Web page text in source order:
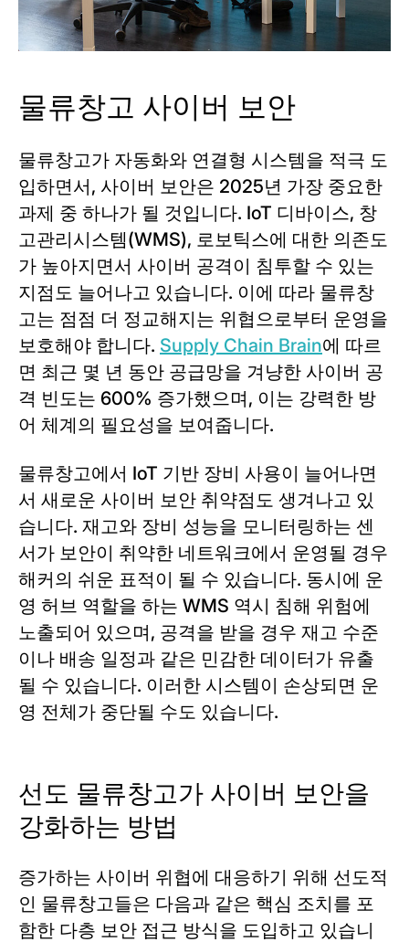
물류창고 사이버 보안
물류창고가 자동화와 연결형 시스템을 적극 도
입하면서, 사이버 보안은 2025년 가장 중요한
과제 중 하나가 될 것입니다. IoT 디바이스, 창
고관리시스템(WMS), 로보틱스에 대한 의존도
가 높아지면서 사이버 공격이 침투할 수 있는
지점도 늘어나고 있습니다. 이에 따라 물류창
고는 점점 더 정교해지는 위협으로부터 운영을
보호해야 합니다. Supply Chain Brain에 따르
면 최근 몇 년 동안 공급망을 겨냥한 사이버 공
격 빈도는 600% 증가했으며, 이는 강력한 방
어 체계의 필요성을 보여줍니다.
물류창고에서 IoT 기반 장비 사용이 늘어나면
서 새로운 사이버 보안 취약점도 생겨나고 있
습니다. 재고와 장비 성능을 모니터링하는 센
서가 보안이 취약한 네트워크에서 운영될 경우
해커의 쉬운 표적이 될 수 있습니다. 동시에 운
영 허브 역할을 하는 WMS 역시 침해 위험에
노출되어 있으며, 공격을 받을 경우 재고 수준
이나 배송 일정과 같은 민감한 데이터가 유출
될 수 있습니다. 이러한 시스템이 손상되면 운
영 전체가 중단될 수도 있습니다.
선도 물류창고가 사이버 보안을
강화하는 방법
증가하는 사이버 위협에 대응하기 위해 선도적
인 물류창고들은 다음과 같은 핵심 조치를 포
함한 다층 보안 접근 방식을 도입하고 있습니